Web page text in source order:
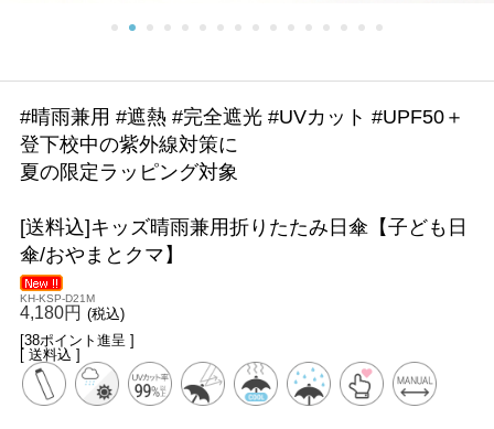
#晴雨兼用 #遮熱 #完全遮光 #UVカット #UPF50＋
登下校中の紫外線対策に
夏の限定ラッピング対象
[送料込]キッズ晴雨兼用折りたたみ日傘【子ども日
傘/おやまとクマ】
KH-KSP-D21M
4,180円 (税込)
[38ポイント進呈 ]
[ 送料込 ]